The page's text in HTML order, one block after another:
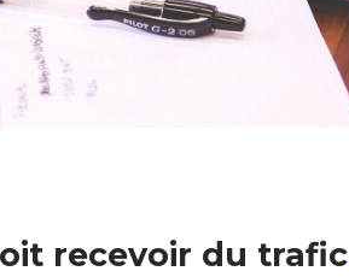
recevoir du trafic